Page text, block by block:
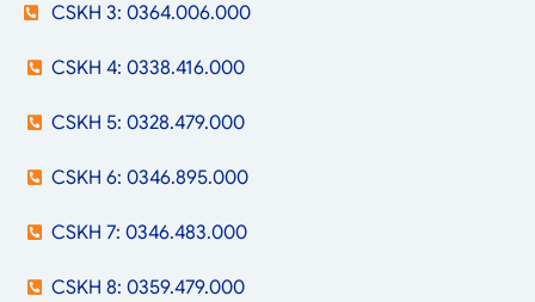
CSKH 3: 0364.006.000
CSKH 4: 0338.416.000
CSKH 5: 0328.479.000
CSKH 6: 0346.895.000
CSKH 7: 0346.483.000
CSKH 8: 0359.479.000